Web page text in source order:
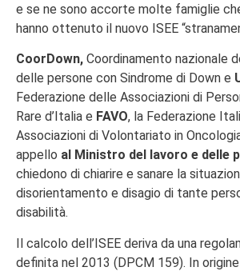
e se ne sono accorte molte famiglie
hanno ottenuto il nuovo ISEE
CoorDown, Coordinamento nazionale
delle persone con Sindrome di Down e
Federazione delle Associazioni di
Rare d’Italia e FAVO, la Federazione
Associazioni di Volontariato in
appello al Ministro del lavoro e delle
chiedono di chiarire e sanare la
disorientamento e disagio di tante
disabilità.
Il calcolo dell’ISEE deriva da una
definita nel 2013 (DPCM 159). In